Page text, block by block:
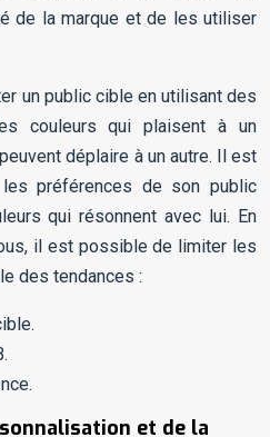
de la marque et de les utiliser
un public cible en utilisant des
couleurs qui plaisent à un
déplaire à un autre. Il est
préférences de son public
qui résonnent avec lui. En
il est possible de limiter les
des tendances :
et de la